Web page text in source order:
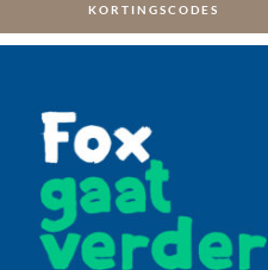
KORTINGSCODES